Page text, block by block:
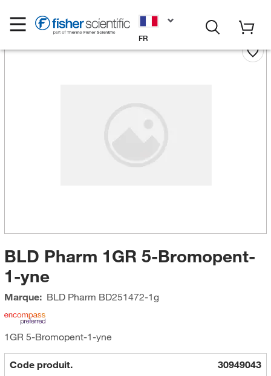
FR
BLD Pharm 1GR 5-Bromopent-
1-yne
Marque: BLD Pharm BD251472-1g
1GR 5-Bromopent-1-yne
Code produit. 30949043